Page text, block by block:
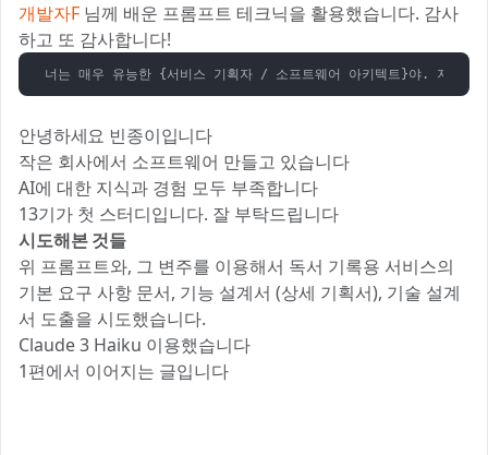
개발자F 님께 배운 프롬프트 테크닉을 활용했습니다. 감사
하고 또 감사합니다!
너는 매우 유능한 {서비스 기획자 / 소프트웨어 아키텍트}야. 지금
안녕하세요 빈종이입니다
작은 회사에서 소프트웨어 만들고 있습니다
AI에 대한 지식과 경험 모두 부족합니다
13기가 첫 스터디입니다. 잘 부탁드립니다
시도해본 것들
위 프롬프트와, 그 변주를 이용해서 독서 기록용 서비스의
기본 요구 사항 문서, 기능 설계서 (상세 기획서), 기술 설계
서 도출을 시도했습니다.
Claude 3 Haiku 이용했습니다
1편에서 이어지는 글입니다